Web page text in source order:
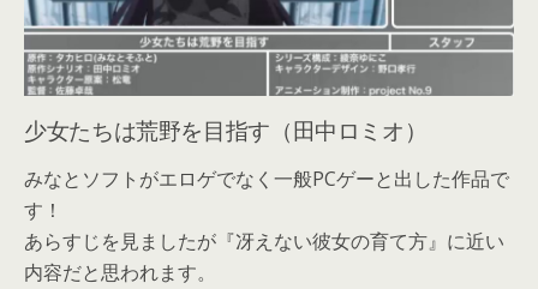
少女たちは荒野を目指す（田中ロミオ）
みなとソフトがエロゲでなく一般PCゲーと出した作品で
す！
あらすじを見ましたが『冴えない彼女の育て方』に近い
内容だと思われます。